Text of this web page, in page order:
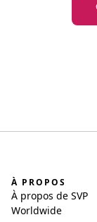
À PROPOS
À propos de SVP
Worldwide